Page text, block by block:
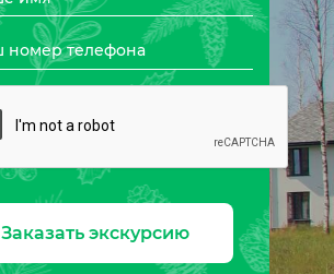
Заказать экскурсию